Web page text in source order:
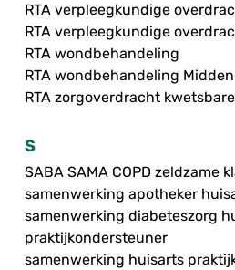
RTA verpleegkundige
RTA verpleegkundige
RTA wondbehandeling
RTA wondbehandeling
RTA zorgoverdracht
S
SABA SAMA COPD zeldzame
samenwerking apotheker
samenwerking diabeteszorg
praktijkondersteuner
samenwerking huisarts